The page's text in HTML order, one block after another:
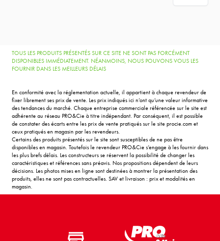
TOUS LES PRODUITS PRÉSENTÉS SUR CE SITE NE SONT PAS FORCÉMENT
DISPONIBLES IMMÉDIATEMENT. NÉANMOINS, NOUS POUVONS VOUS LES
FOURNIR DANS LES MEILLEURS DÉLAIS
En conformité avec la réglementation actuelle, il appartient à chaque revendeur de
fixer librement ses prix de vente. Les prix indiqués ici n’ont qu’une valeur informative
des tendances du marché. Chaque entreprise commerciale référencée sur le site est
adhérente au réseau PRO&Cie à titre indépendant. Par conséquent, il est possible
de constater des écarts entre les prix de vente pratiqués sur le site procie.com et
ceux pratiqués en magasin par les revendeurs.
Certains des produits présentés sur le site sont susceptibles de ne pas être
disponibles en magasin. Toutefois le revendeur PRO&Cie s’engage à les fournir dans
les plus brefs délais. Les constructeurs se réservent la possibilité de changer les
caractéristiques et références sans préavis. Nos propositions dépendent de leurs
décisions. Les photos mises en ligne sont destinées à montrer la présentation des
produits, elles ne sont pas contractuelles. SAV et livraison : prix et modalités en
magasin.